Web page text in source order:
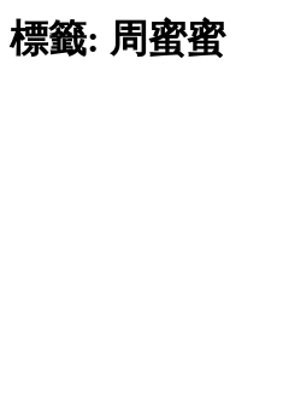
標籤: 周蜜蜜